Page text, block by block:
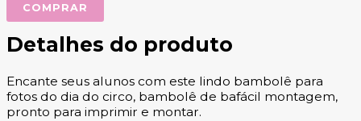
COMPRAR
Detalhes do produto
Encante seus alunos com este lindo bambolê para
fotos do dia do circo, bambolê de bafácil montagem,
pronto para imprimir e montar.